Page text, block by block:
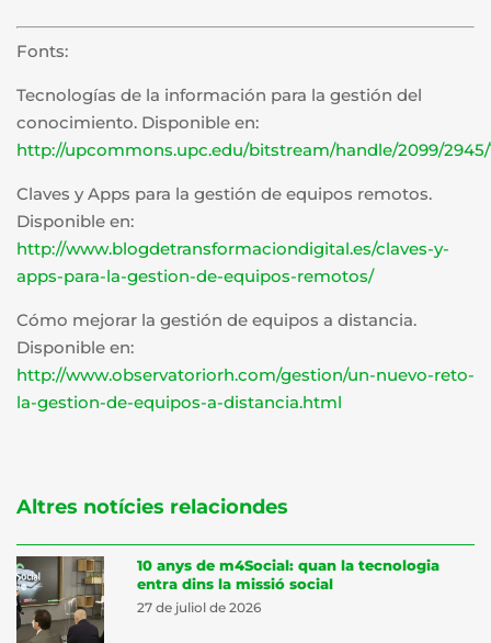
Fonts:
Tecnologías de la información para la gestión del
conocimiento. Disponible en:
http://upcommons.upc.edu/bitstream/handle/2099/
Claves y Apps para la gestión de equipos remotos.
Disponible en:
http://www.blogdetransformaciondigital.es/claves-y-
apps-para-la-gestion-de-equipos-remotos/
Cómo mejorar la gestión de equipos a distancia.
Disponible en:
http://www.observatoriorh.com/gestion/un-nuevo-reto-
la-gestion-de-equipos-a-distancia.html
Altres notícies relaciondes
10 anys de m4Social: quan la tecnologia
entra dins la missió social
27 de juliol de 2026